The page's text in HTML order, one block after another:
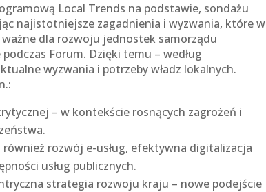
Local Trends na podstawie, sondażu
najistotniejsze zagadnienia i wyzwania, które w
dla rozwoju jednostek samorządu
Forum. Dzięki temu – według
wyzwania i potrzeby władz lokalnych.
– w kontekście rosnących zagrożeń i
rozwój e-usług, efektywna digitalizacja
usług publicznych.
strategia rozwoju kraju – nowe podejście